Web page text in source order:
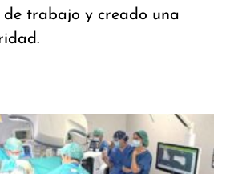
de trabajo y creado una